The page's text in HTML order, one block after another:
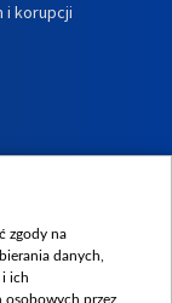
i korupcji
zgody na
danych,
ich
osobowych przez